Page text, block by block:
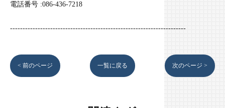
電話番号 :086-436-7218
----------------------------------------------------------------------
< 前のページ 一覧に戻る 次のページ >